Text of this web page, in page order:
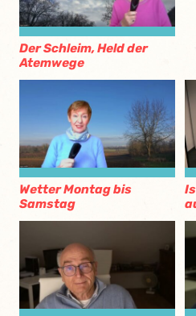
Der Schleim, Held der
Atemwege
Wetter Montag bis
Samstag